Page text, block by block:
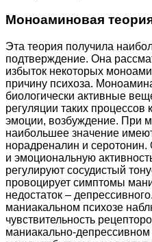
Моноаминовая
Эта теория получила
подтверждение. Она
избыток некоторых
причину психоза.
биологически активные
регуляции таких процессов
эмоции, возбуждение. При
наибольшее значение
норадреналин и серотонин.
и эмоциональную
регулируют сосудистый
провоцирует симптомы
недостаток –
маниакальном психозе
чувствительность
маниакально-